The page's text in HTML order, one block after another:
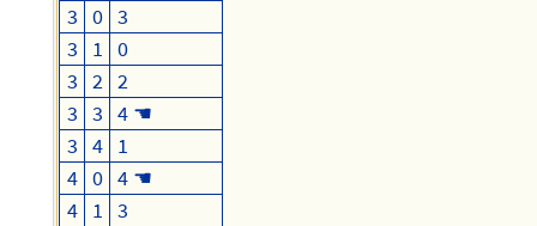
3 0 3
3
1 0
3 2 2
3 3 4 ☚
3 4
1
4 0 4 ☚
4
1 3